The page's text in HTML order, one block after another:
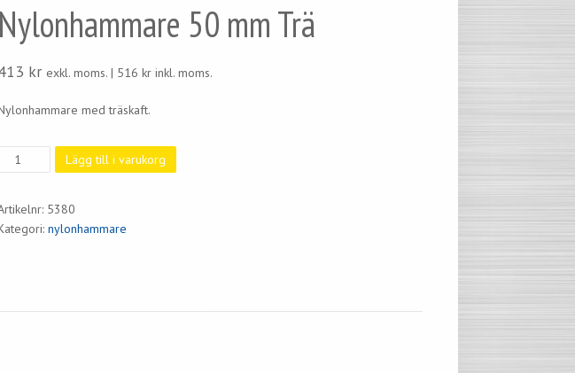
Nylonhammare 50 mm Trä
kr exkl. moms. | 516 kr inkl. moms.
med träskaft.
NylonhammareLägg till i varukorg
5380
nylonhammare